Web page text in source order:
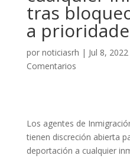
tras
a
por noticiasrh | Jul 8, 2022
Comentarios
Los agentes de
tienen discreción abierta
deportación a cualquier